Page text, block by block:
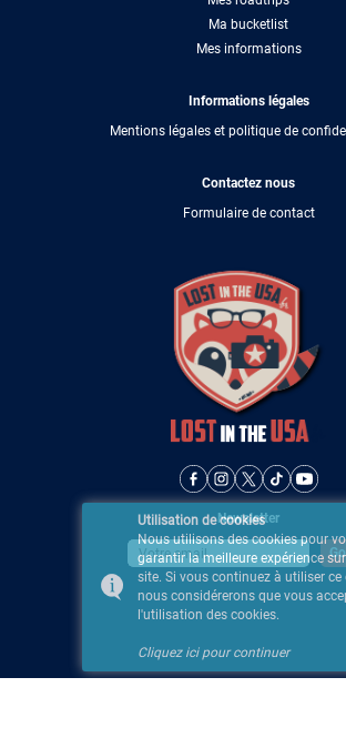
Ma bucketlist
Mes informations
Informations légales
Mentions légales et politique de
Contactez nous
Formulaire de contact
Newsletter
Utilisation de cookies
Nous utilisons des cookies pour
garantir la meilleure expérience
site. Si vous continuez à utiliser ce
nous considérerons que vous
l'utilisation des cookies.
Cliquez ici pour continuer